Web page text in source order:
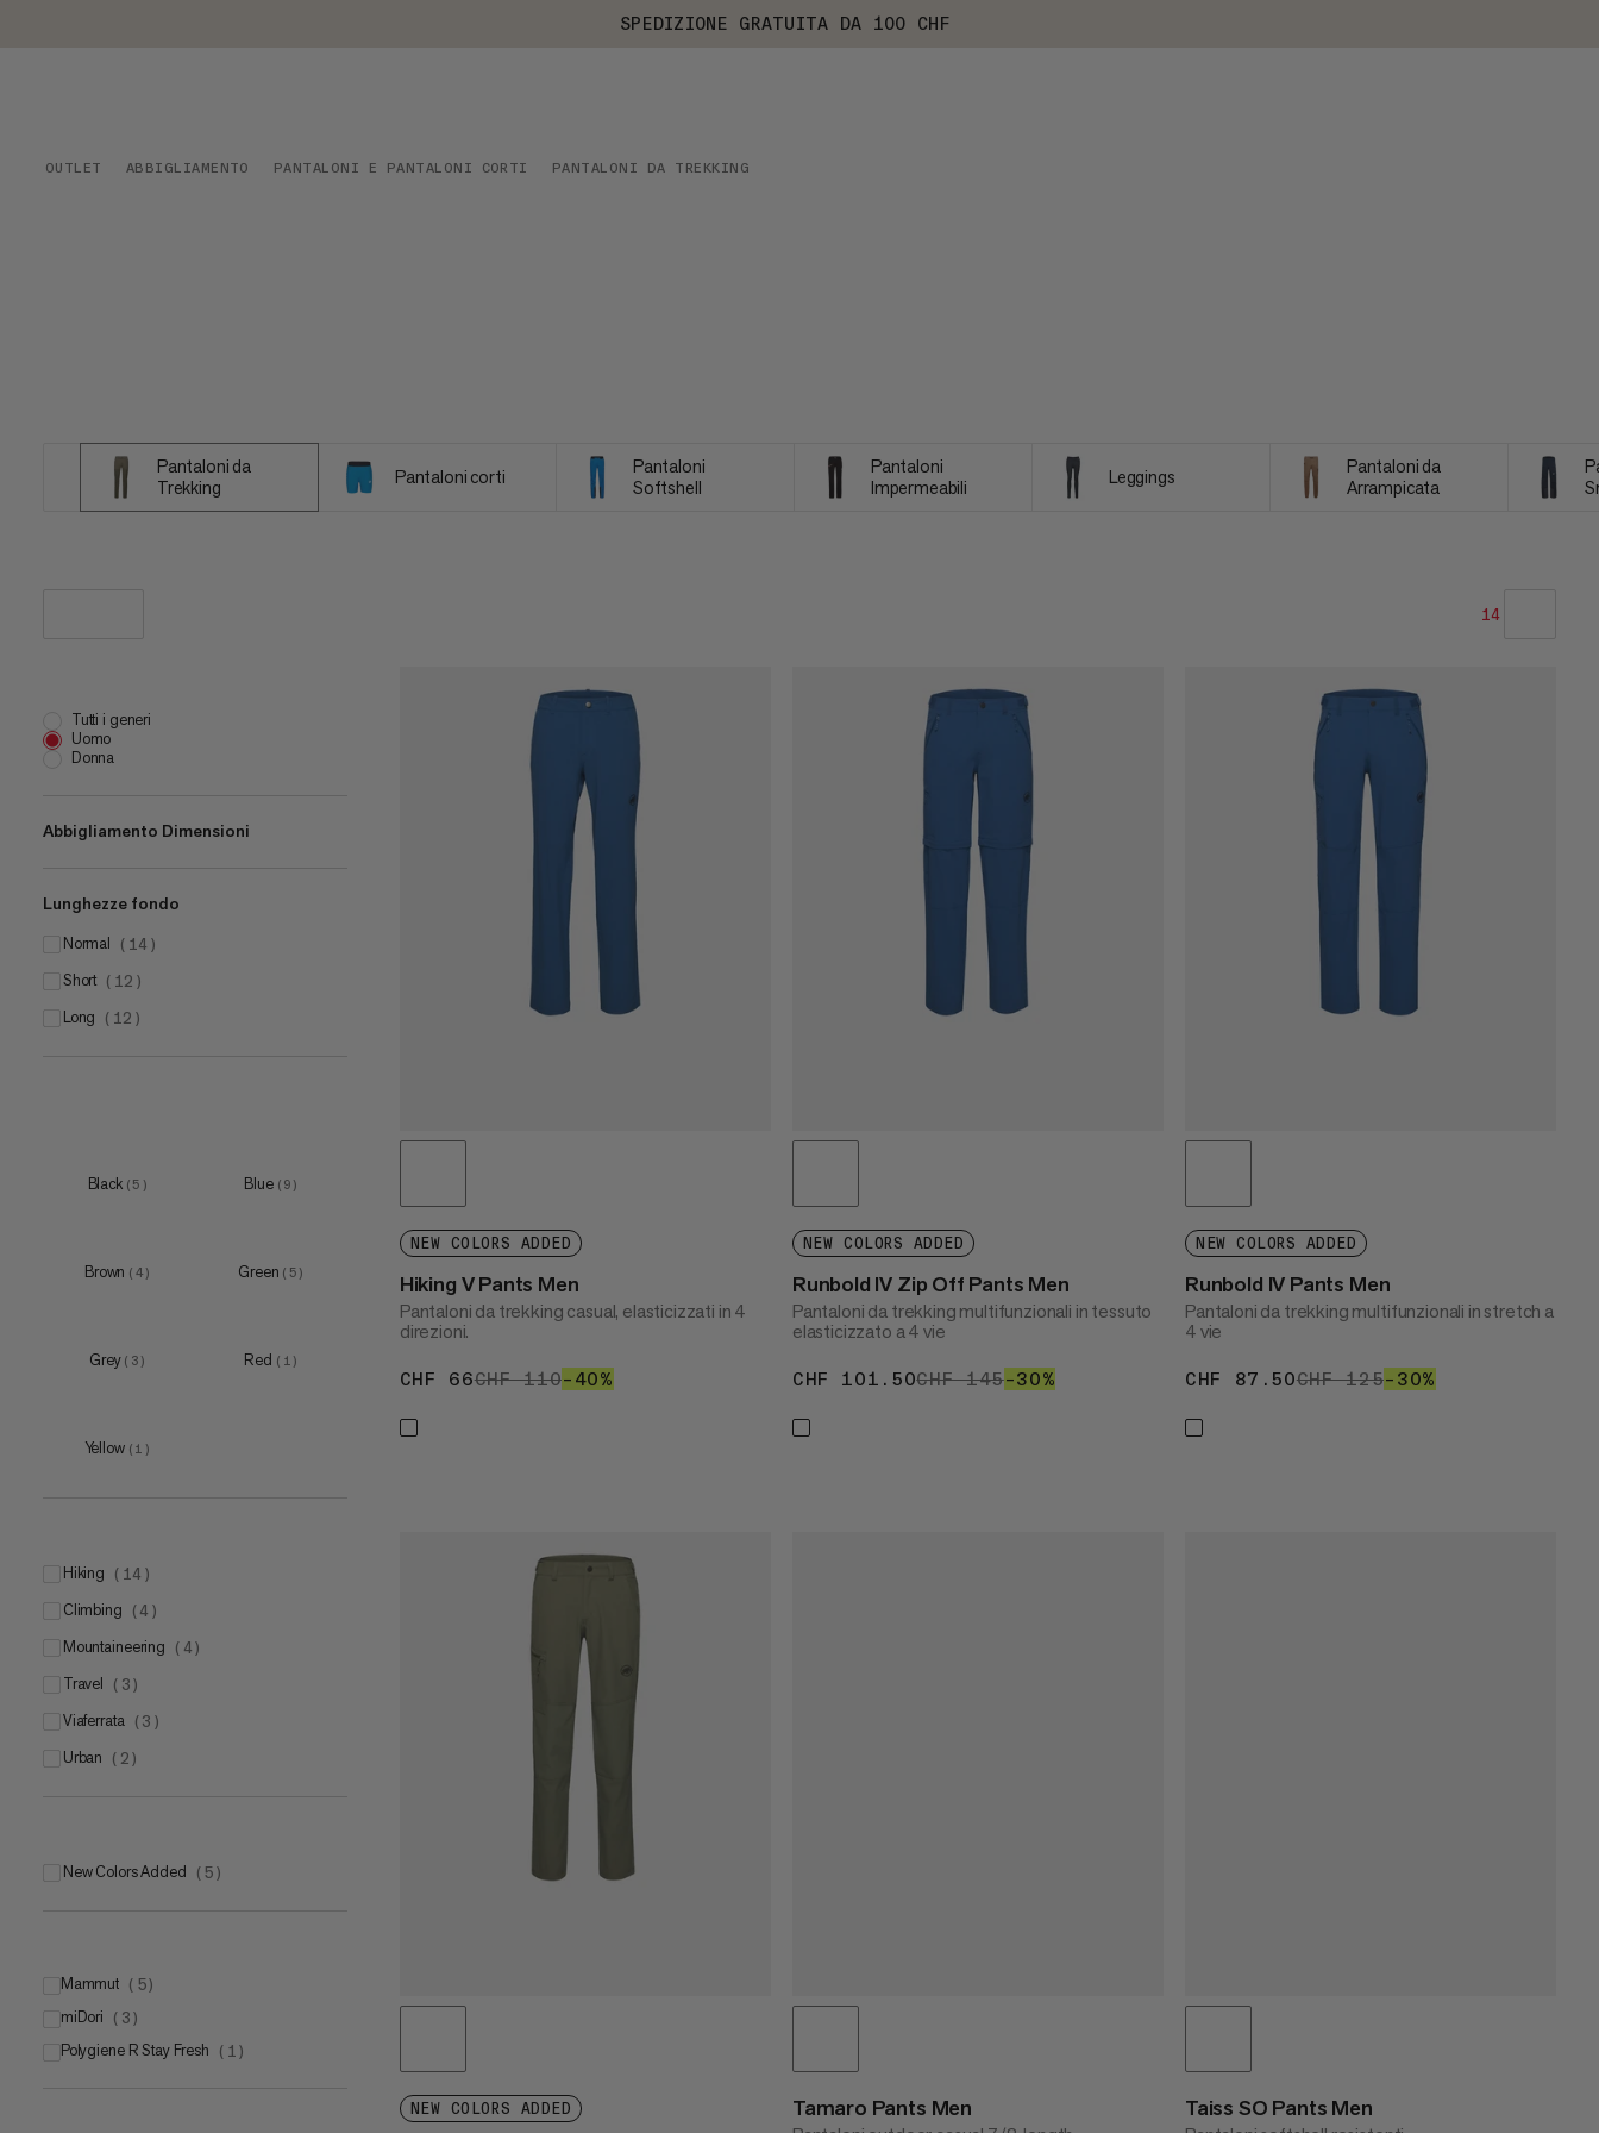
SPEDIZIONE GRATUITA DA 100 CHF
OUTLET ABBIGLIAMENTO PANTALONI E PANTALONI CORTI PANTALONI DA TREKKING
Pantaloni da
Trekking
Pantaloni corti
Pantaloni
Softshell
Pantaloni
Impermeabili
Leggings
Pantaloni da
Arrampicata
14
PREZZO BASSO AD ALTO
PREZZO ALTO A BASSO
COSA C'È DI NUOVO
Tutti i generi
Uomo
Donna
Abbigliamento Dimensioni
UK 28 (11)
UK 30 11)
UK 32 ( 10
UK 34 ( 9 )
Lunghezze fondo
normal ( 14 )
short ( 12 )
long ( 12 )
Black ( 5 ) Blue ( 9 )
Brown ( 4 ) Green ( 5 )
Grey ( 3 ) Red ( 1 )
Yellow ( 1 )
hiking ( 14 )
climbing ( 4 )
mountaineering ( 4 )
travel ( 3 )
viaferrata ( 3 )
urban ( 2 )
New Colors Added ( 5 )
Mammut ( 5)
Mammut FLEXGUARD Active
Mammut SOFtechTM (
miDori ( 3 )
Polygiene R Stay Fresh ( 1 )
NEW COLORS ADDED
Hiking V Pants Men
Pantaloni da trekking casual, elasticizzati in 4
direzioni.
CHF 66CHF 66
CHF 110CHF 110
–40%
NEW COLORS ADDED
Runbold IV Zip Off Pants Men
Pantaloni da trekking multifunzionali in tessuto
elasticizzato a 4 vie
CHF 101.50CHF 101.50
CHF 145CHF 145
–30%
NEW COLORS ADDED
Runbold IV Pants Men
Pantaloni da trekking multifunzionali in stretch a
4 vie
CHF 87.50CHF 87.50
CHF 125CHF 125
–30%
NEW COLORS ADDED Tamaro Pants Men Taiss SO Pants Men